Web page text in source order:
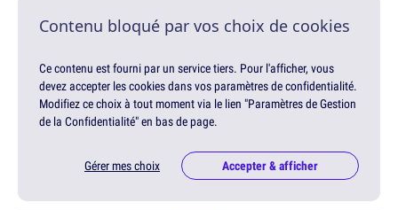
Contenu bloqué par vos choix de cookies
Ce contenu est fourni par un service tiers. Pour l'afficher, vous
devez accepter les cookies dans vos paramètres de confidentialité.
Modifiez ce choix à tout moment via le lien "Paramètres de Gestion
de la Confidentialité" en bas de page.
Gérer mes choix Accepter & afficher